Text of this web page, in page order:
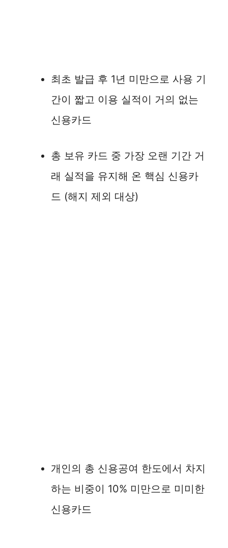
최초 발급 후 1년 미만으로 사용 기
간이 짧고 이용 실적이 거의 없는
신용카드
총 보유 카드 중 가장 오랜 기간 거
래 실적을 유지해 온 핵심 신용카
드 (해지 제외 대상)
개인의 총 신용공여 한도에서 차지
하는 비중이 10% 미만으로 미미한
신용카드